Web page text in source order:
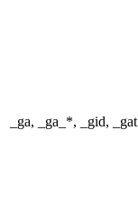
_ga, _ga_*, _gid, _gat